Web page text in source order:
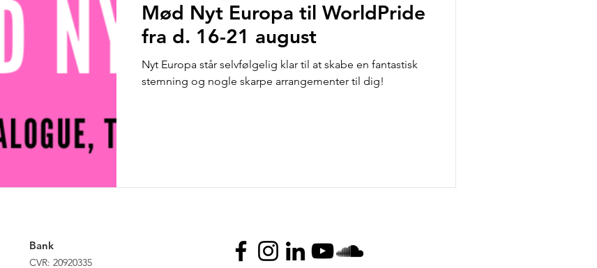
Mød Nyt Europa til WorldPride
fra d. 16-21 august
Nyt Europa står selvfølgelig klar til at skabe en fantastisk
stemning og nogle skarpe arrangementer til dig!
Bank
CVR: 20920335